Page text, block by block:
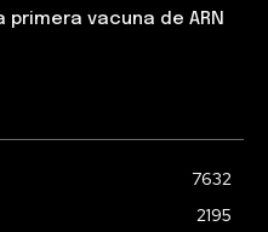
primera vacuna de ARN
7632
2195